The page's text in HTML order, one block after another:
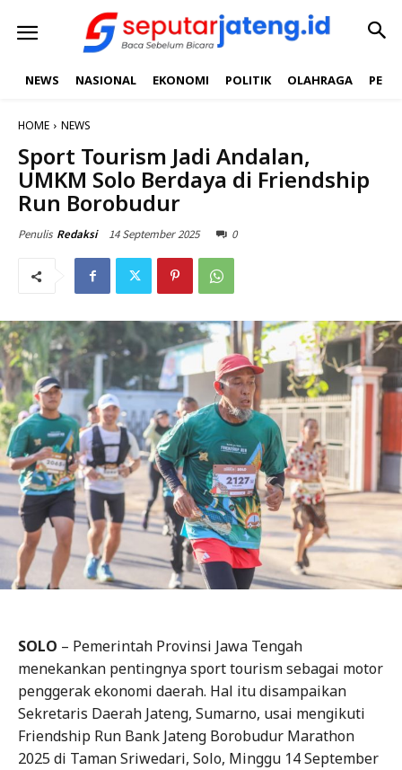
NEWS NASIONAL EKONOMI POLITIK OLAHRAGA
HOME NEWS
Sport Tourism Jadi Andalan,
UMKM Solo Berdaya di Friendship
Run Borobudur
Penulis Redaksi 14 September 2025 0
SOLO – Pemerintah Provinsi Jawa Tengah
menekankan pentingnya sport tourism sebagai motor
penggerak ekonomi daerah. Hal itu disampaikan
Sekretaris Daerah Jateng, Sumarno, usai mengikuti
Friendship Run Bank Jateng Borobudur Marathon
2025 di Taman Sriwedari, Solo, Minggu 14 September